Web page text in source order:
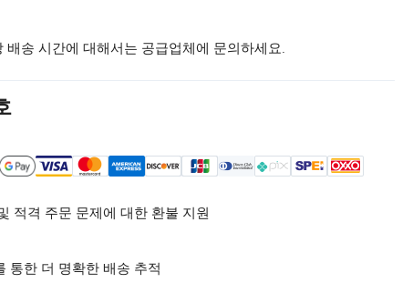
배송 시간에 대해서는 공급업체에 문의하세요.
적격 주문 문제에 대한 환불 지원
통한 더 명확한 배송 추적